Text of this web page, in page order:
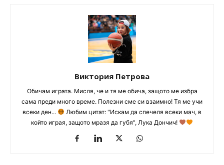
Виктория Петрова
Обичам играта. Мисля, че и тя ме обича, защото ме избра
сама преди много време. Полезни сме си взаимно! Тя ме учи
всеки ден...
Любим цитат: "Искам да спечеля всеки мач, в
който играя, защото мразя да губя", Лука Дончич!